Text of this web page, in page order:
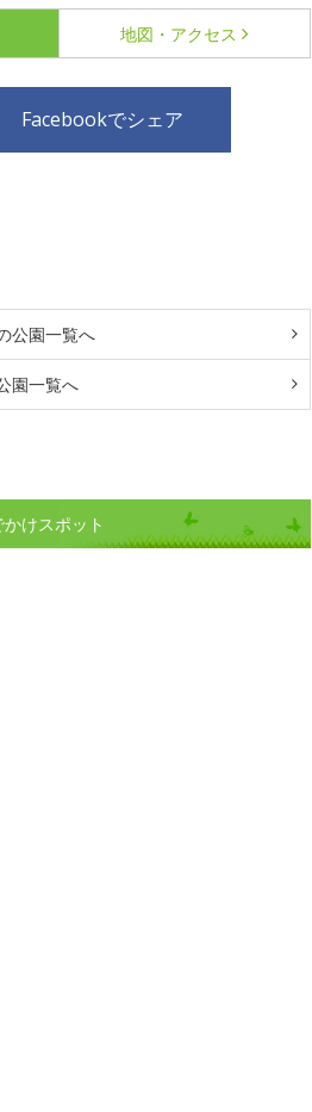
地図・アクセス
Facebookでシェア
公園一覧へ
園一覧へ
けスポット